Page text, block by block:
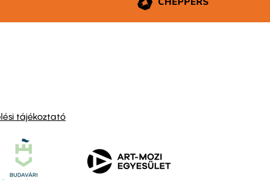
tájékoztató